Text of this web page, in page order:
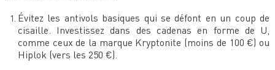
Évitez les antivols basiques qui se défont en un coup de
cisaille. Investissez dans des cadenas en forme de U,
comme ceux de la marque Kryptonite (moins de 100 €) ou
Hiplok (vers les 250 €).